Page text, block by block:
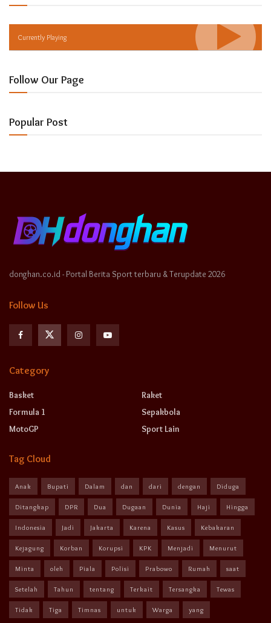
Currently Playing
Follow Our Page
Popular Post
donghan.co.id - Portal Berita Sport terbaru & Terupdate 2026
Follow Us
Category
Basket
Formula 1
MotoGP
Raket
Sepakbola
Sport Lain
Tag Cloud
Anak Bupati Dalam dan dari dengan Diduga
Ditangkap DPR Dua Dugaan Dunia Haji Hingga
Indonesia Jadi Jakarta Karena Kasus Kebakaran
Kejagung Korban Korupsi KPK Menjadi Menurut
Minta oleh Piala Polisi Prabowo Rumah saat
Setelah Tahun tentang Terkait Tersangka Tewas
Tidak Tiga Timnas untuk Warga yang